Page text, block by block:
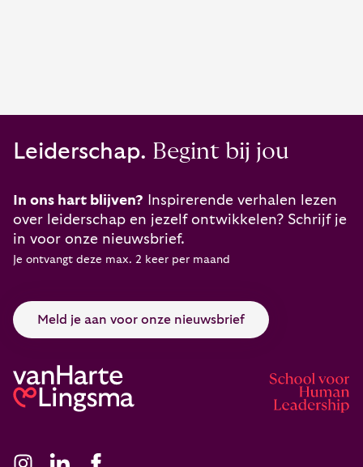
Leiderschap. Begint bij jou
In ons hart blijven? Inspirerende verhalen lezen
over leiderschap en jezelf ontwikkelen? Schrijf je
in voor onze nieuwsbrief.
Je ontvangt deze max. 2 keer per maand
Meld je aan voor onze nieuwsbrief